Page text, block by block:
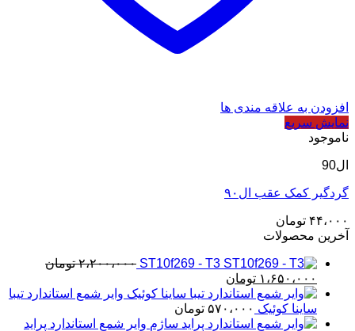
افزودن به علاقه مندی ها
نمایش سریع
ناموجود
ال90
گردگیر کمک عقب ال۹۰
۴۴،۰۰۰ تومان
آخرین محصولات
ST10f269 - T3 ۲،۲۰۰،۰۰۰ تومان
قیمت
اصلی
۲،۲۰۰،۰۰۰ تومان
بود.
۱،۶۵۰،۰۰۰ تومان
فعلی
است.
وایر شمع استاندارد تیبا
ساینا کوئیک ۵۷۰،۰۰۰ تومان
وایر شمع استاندارد پراید